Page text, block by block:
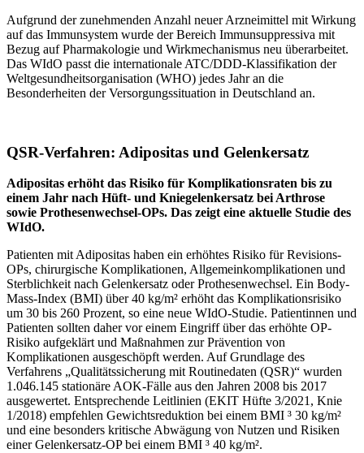
Aufgrund der zunehmenden Anzahl neuer Arzneimittel mit Wirkung
auf das Immunsystem wurde der Bereich Immunsuppressiva mit
Bezug auf Pharmakologie und Wirkmechanismus neu überarbeitet.
Das WIdO passt die internationale ATC/DDD-Klassifikation der
Weltgesundheitsorganisation (WHO) jedes Jahr an die
Besonderheiten der Versorgungssituation in Deutschland an.
QSR-Verfahren: Adipositas und Gelenkersatz
Adipositas erhöht das Risiko für Komplikationsraten bis zu
einem Jahr nach Hüft- und Kniegelenkersatz bei Arthrose
sowie Prothesenwechsel-OPs. Das zeigt eine aktuelle Studie des
WIdO.
Patienten mit Adipositas haben ein erhöhtes Risiko für Revisions-
OPs, chirurgische Komplikationen, Allgemeinkomplikationen und
Sterblichkeit nach Gelenkersatz oder Prothesenwechsel. Ein Body-
Mass-Index (BMI) über 40 kg/m² erhöht das Komplikationsrisiko
um 30 bis 260 Prozent, so eine neue WIdO-Studie. Patientinnen und
Patienten sollten daher vor einem Eingriff über das erhöhte OP-
Risiko aufgeklärt und Maßnahmen zur Prävention von
Komplikationen ausgeschöpft werden. Auf Grundlage des
Verfahrens „Qualitätssicherung mit Routinedaten (QSR)“ wurden
1.046.145 stationäre AOK-Fälle aus den Jahren 2008 bis 2017
ausgewertet. Entsprechende Leitlinien (EKIT Hüfte 3/2021, Knie
1/2018) empfehlen Gewichtsreduktion bei einem BMI ³ 30 kg/m²
und eine besonders kritische Abwägung von Nutzen und Risiken
einer Gelenkersatz-OP bei einem BMI ³ 40 kg/m².